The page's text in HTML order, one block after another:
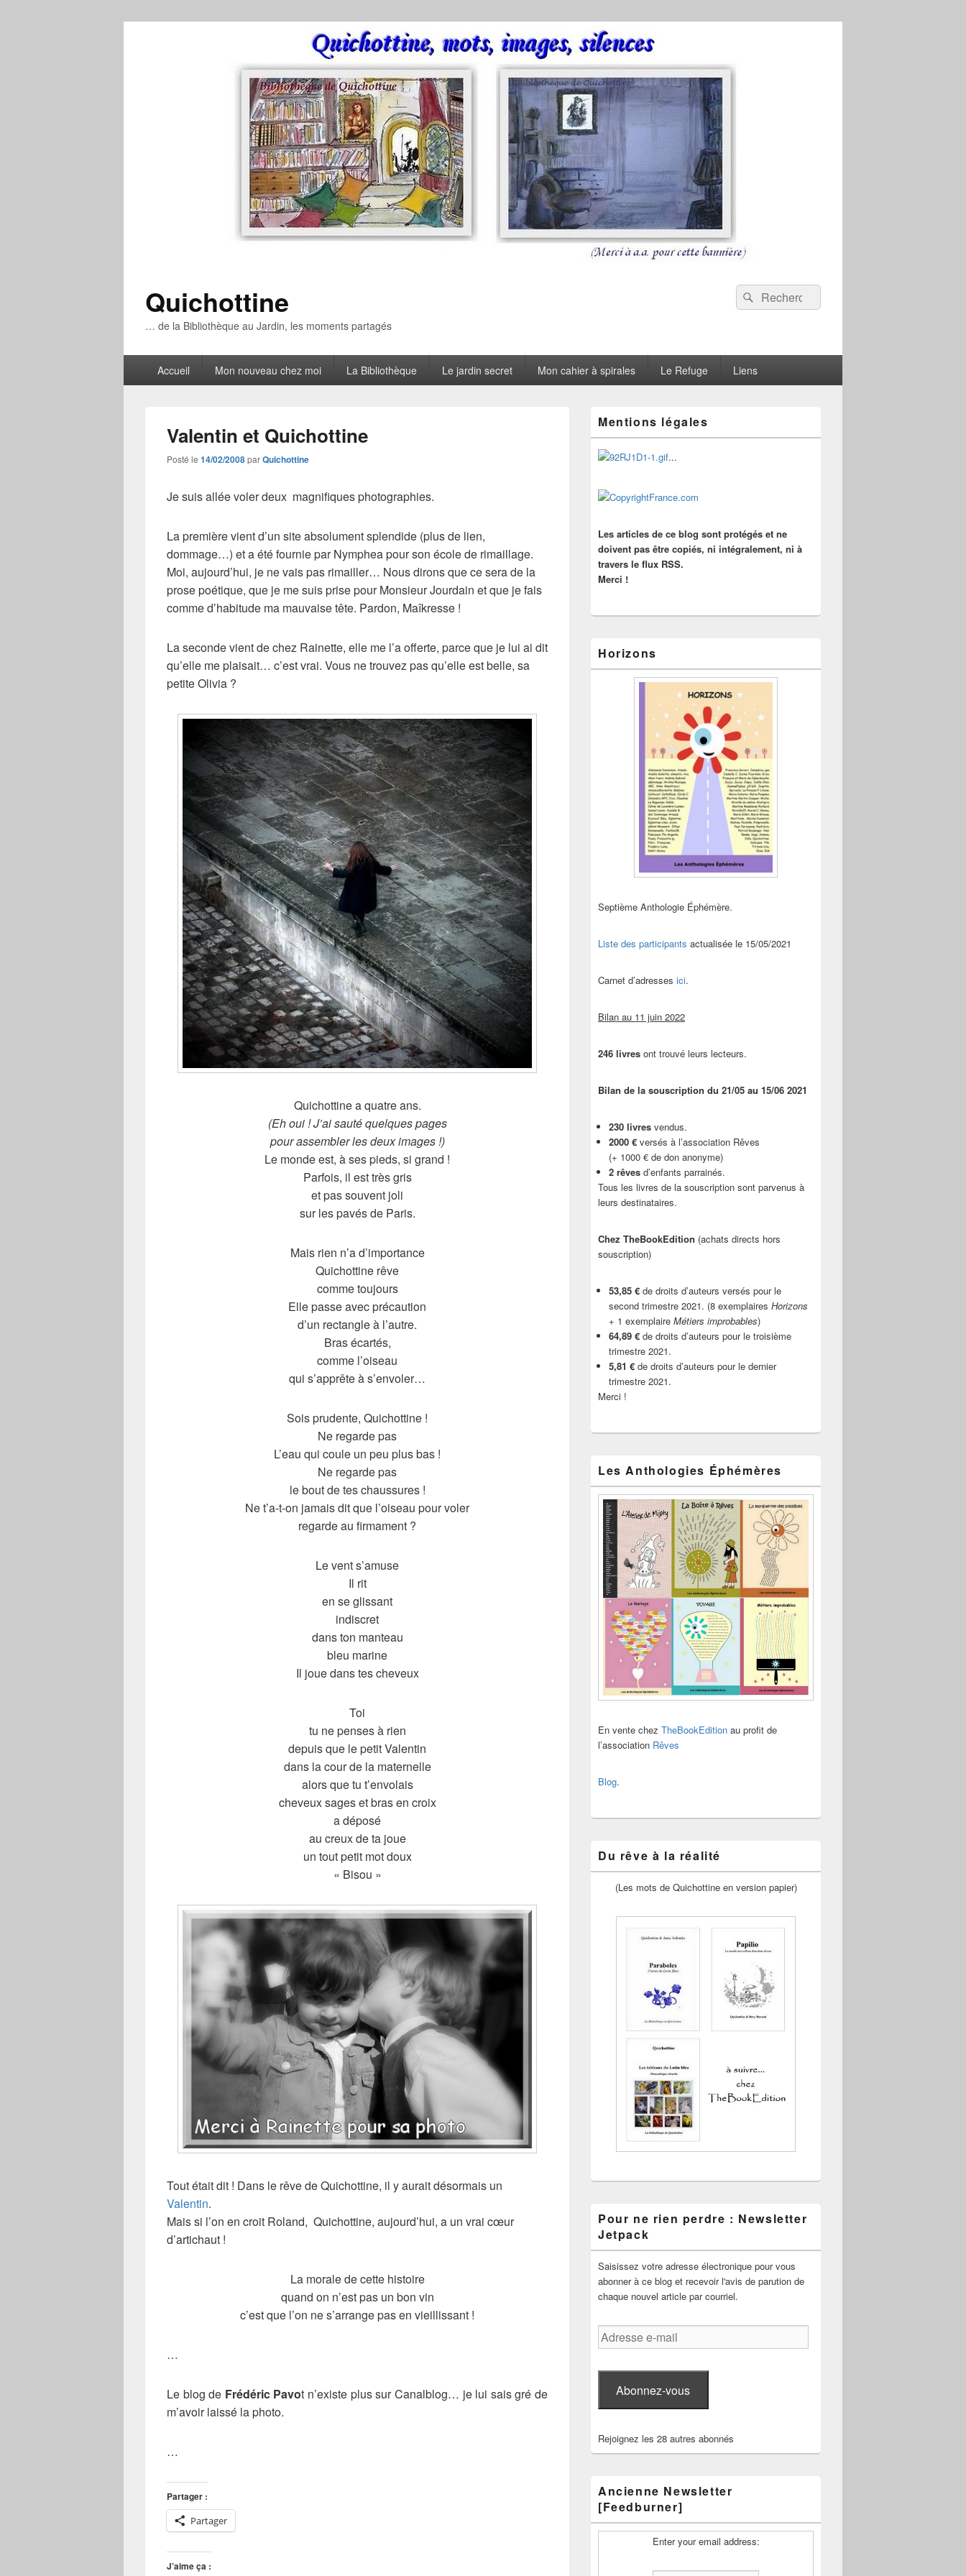
Quichottine
… de la Bibliothèque au Jardin, les moments partagés
Recherche :
Rechercher
principalAccueil Mon nouveau chez moi La Bibliothèque Le jardin secret Mon cahier à spirales Le Refuge Liens
Valentin et Quichottine
Posté le 14/02/2008parQuichottine
Je suis allée voler deux magnifiques photographies.
La première vient d’un site absolument splendide (plus de lien,
dommage…) et a été fournie par Nymphea pour son école de rimaillage.
Moi, aujourd’hui, je ne vais pas rimailler… Nous dirons que ce sera de la
prose poétique, que je me suis prise pour Monsieur Jourdain et que je fais
comme d’habitude ma mauvaise tête. Pardon, Maîkresse !
La seconde vient de chez Rainette, elle me l’a offerte, parce que je lui ai dit
qu’elle me plaisait… c’est vrai. Vous ne trouvez pas qu’elle est belle, sa
petite Olivia ?
Quichottine a quatre ans.
(Eh oui ! J’ai sauté quelques pages
pour assembler les deux images !)
Le monde est, à ses pieds, si grand !
Parfois, il est très gris
et pas souvent joli
sur les pavés de Paris.
Mais rien n’a d’importance
Quichottine rêve
comme toujours
Elle passe avec précaution
d’un rectangle à l’autre.
Bras écartés,
comme l’oiseau
qui s’apprête à s’envoler…
Sois prudente, Quichottine !
Ne regarde pas
L’eau qui coule un peu plus bas !
Ne regarde pas
le bout de tes chaussures !
Ne t’a-t-on jamais dit que l’oiseau pour voler
regarde au firmament ?
Le vent s’amuse
Il rit
en se glissant
indiscret
dans ton manteau
bleu marine
Il joue dans tes cheveux
Toi
tu ne penses à rien
depuis que le petit Valentin
dans la cour de la maternelle
alors que tu t’envolais
cheveux sages et bras en croix
a déposé
au creux de ta joue
un tout petit mot doux
« Bisou »
Tout était dit ! Dans le rêve de Quichottine, il y aurait désormais un
Valentin.
Mais si l’on en croit Roland, Quichottine, aujourd’hui, a un vrai cœur
d’artichaut !
La morale de cette histoire
quand on n’est pas un bon vin
c’est que l’on ne s’arrange pas en vieillissant !
…
Le blog de Frédéric Pavot n’existe plus sur Canalblog… je lui sais gré de
m’avoir laissé la photo.
…
Partager :
Partager
J’aime ça :
principale
de
widget
pour
barre
latérale
Mentions légales
...
Les articles de ce blog sont protégés et ne
doivent pas être copiés, ni intégralement, ni à
travers le flux RSS.
Merci !
Horizons
Septième Anthologie Éphémère.
Liste des participants actualisée le 15/05/2021
Carnet d’adresses ici.
Bilan au 11 juin 2022
246 livres ont trouvé leurs lecteurs.
Bilan de la souscription du 21/05 au 15/06 2021
230 livres vendus.
2000 € versés à l’association Rêves
(+ 1000 € de don anonyme)
2 rêves d’enfants parrainés.
Tous les livres de la souscription sont parvenus à
leurs destinataires.
Chez TheBookEdition (achats directs hors
souscription)
53,85 € de droits d’auteurs versés pour le
second trimestre 2021. (8 exemplaires Horizons
+ 1 exemplaire Métiers improbables)
64,89 € de droits d’auteurs pour le troisième
trimestre 2021.
5,81 € de droits d’auteurs pour le dernier
trimestre 2021.
Merci !
Les Anthologies Éphémères
En vente chez TheBookEdition au profit de
l’association Rêves
Blog.
Du rêve à la réalité
(Les mots de Quichottine en version papier)
Pour ne rien perdre : Newsletter
Jetpack
Saisissez votre adresse électronique pour vous
abonner à ce blog et recevoir l'avis de parution de
chaque nouvel article par courriel.
Adresse
e-
Abonnez-vous
Rejoignez les 28 autres abonnés
Ancienne Newsletter
[Feedburner]
Enter your email address: